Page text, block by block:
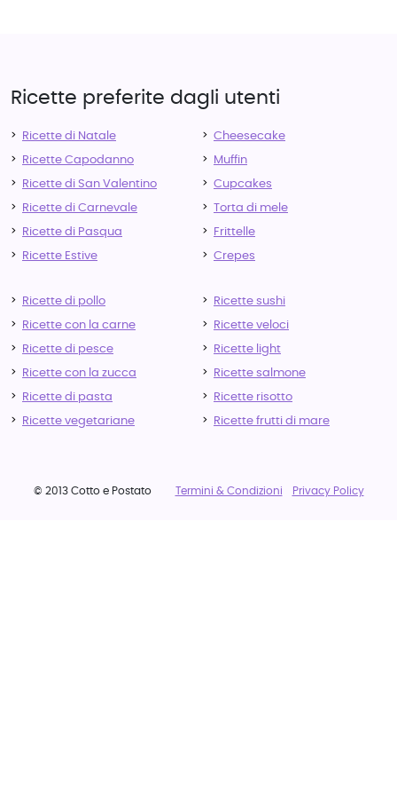
Ricette preferite dagli utenti
Ricette di Natale
Ricette Capodanno
Ricette di San Valentino
Ricette di Carnevale
Ricette di Pasqua
Ricette Estive
Cheesecake
Muffin
Cupcakes
Torta di mele
Frittelle
Crepes
Ricette di pollo
Ricette con la carne
Ricette di pesce
Ricette con la zucca
Ricette di pasta
Ricette vegetariane
Ricette sushi
Ricette veloci
Ricette light
Ricette salmone
Ricette risotto
Ricette frutti di mare
© 2013 Cotto e Postato Termini & Condizioni Privacy Policy